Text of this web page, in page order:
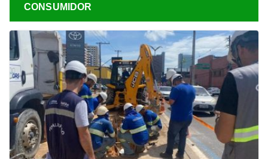
CONSUMIDOR